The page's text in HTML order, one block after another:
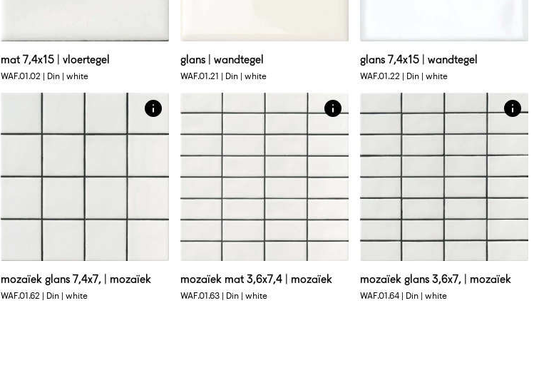
mat 7,4x15 | vloertegel
WAF.01.02 | Din | white
glans | wandtegel
WAF.01.21 | Din | white
glans 7,4x15 | wandtegel
WAF.01.22 | Din | white
glanzend vlak mozaïek in uni kleur
mozaïek glans 7,4x7, | mozaïek
WAF.01.62 | Din | white
mat vlak mozaïek in uni kleur
mozaïek mat 3,6x7,4 | mozaïek
WAF.01.63 | Din | white
glanzend vlak mozaïek in uni kleur
mozaïek glans 3,6x7, | mozaïek
WAF.01.64 | Din | white